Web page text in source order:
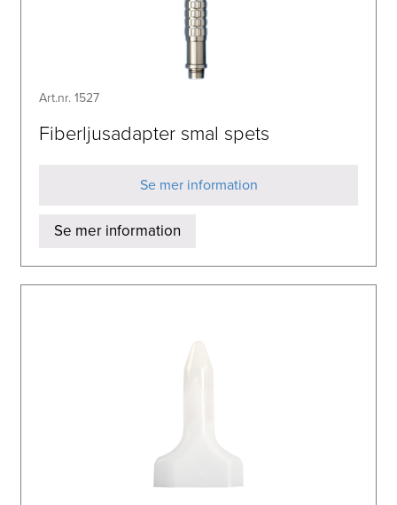
Art.nr. 1527
Fiberljusadapter smal spets
Se mer information
Se mer information